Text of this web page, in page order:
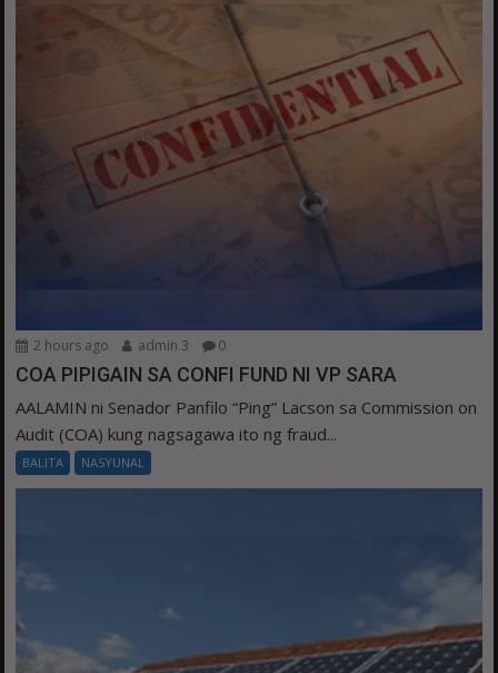
2 hours ago admin 3 0
COA PIPIGAIN SA CONFI FUND NI VP SARA
AALAMIN ni Senador Panfilo “Ping” Lacson sa Commission on
Audit (COA) kung nagsagawa ito ng fraud...
BALITA NASYUNAL